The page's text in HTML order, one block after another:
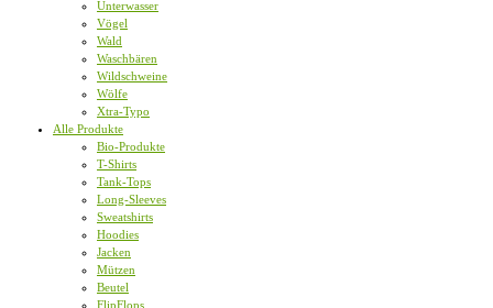
Unterwasser
Vögel
Wald
Waschbären
Wildschweine
Wölfe
Xtra-Typo
Alle Produkte
Bio-Produkte
T-Shirts
Tank-Tops
Long-Sleeves
Sweatshirts
Hoodies
Jacken
Mützen
Beutel
FlipFlops